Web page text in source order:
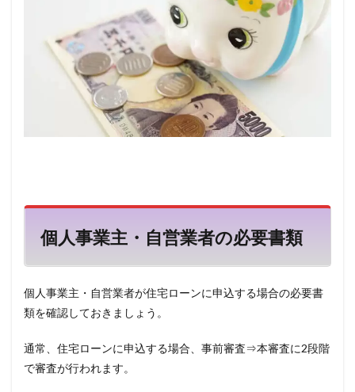
個人事業主・自営業者の必要書類
個人事業主・自営業者が住宅ローンに申込する場合の必要書
類を確認しておきましょう。
通常、住宅ローンに申込する場合、事前審査⇒本審査に2段階
で審査が行われます。